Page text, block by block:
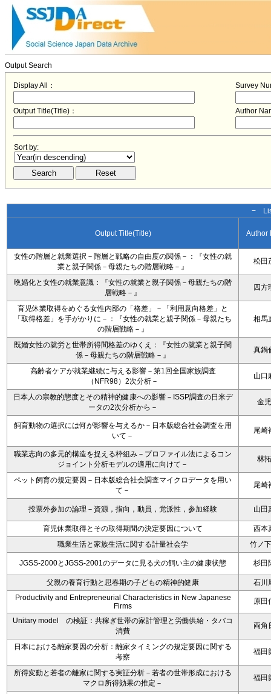
Output Search
Display All： Survey
Output Title(Title)： Author
Sort by:
−
Output Title(Title) Author
女性の階層と就業選択－階層と戦略の自由度の関係－：『女性の就
業と親子関係－母親たちの階層戦略－』
松田
晩婚化と女性の就業意識：『女性の就業と親子関係－母親たちの階
層戦略－』
四方
育児休業取得をめぐる女性内部の「格差」－「利用意向格差」と
「取得格差」を手がかりに－：『女性の就業と親子関係－母親たち
の階層戦略－』
相馬
既婚女性の就労と世帯所得間格差のゆくえ：『女性の就業と親子関
係－母親たちの階層戦略－』
真鍋
高齢者ケアが就業継続に与える影響－第1回全国家族調査
（NFR98）2次分析－
山口
日本人の宗教的態度とその精神的健康への影響－ISSP調査の日米デ
ータの2次分析から－
金
飼育動物の選択には何が影響を与えるか－日本版総合社会調査を用
いて－
尾崎
職業志向の多元的構造を捉える枠組み－プロファイル法によるコン
ジョイント分析モデルの適用に向けて－
林
ペット飼育の規定要因－日本版総合社会調査マイクロデータを用い
て－
尾崎
投票外参加の論理－資源，指向，動員，党派性，参加経験 山田
育児休業取得とその取得期間の決定要因について
西本
職業生活と家族生活に関する計量社会学
竹ノ
JGSS-2000とJGSS-2001のデータに見る犬の飼い主の健康状態 杉田
父親の養育行動と思春期の子どもの精神的健康
石川
Productivity and Entrepreneurial Characteristics in New Japanese
Firms
原田
Unitary model の検証：共稼ぎ世帯の家計管理と労働供給・タバコ
消費
両角
日本における離家要因の分析：離家タイミングの規定要因に関する
考察
福田
所得変動と若者の離家に関する実証分析－若者の世帯形成における
マクロ所得効果の推定－
福田